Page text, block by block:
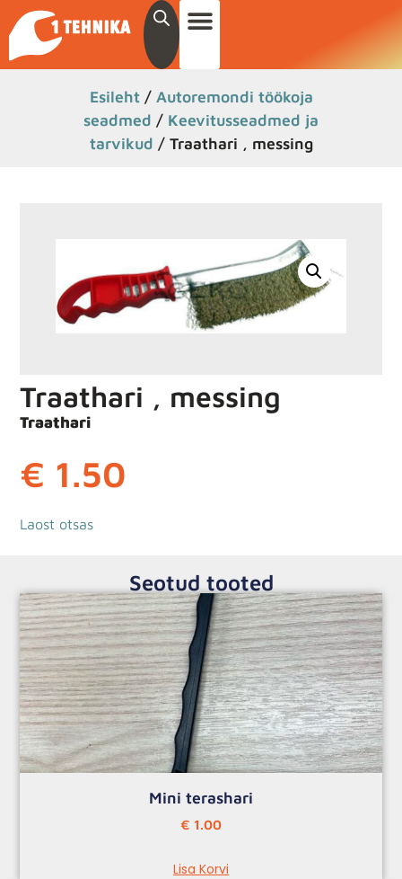
Esileht/ Autoremondi töökoja
seadmed / Keevitusseadmed ja
tarvikud / Traathari , messing
Traathari , messing
Traathari
€ 1.50
Laost otsas
Seotud tooted
Mini terashari
€ 1.00
Lisa Korvi